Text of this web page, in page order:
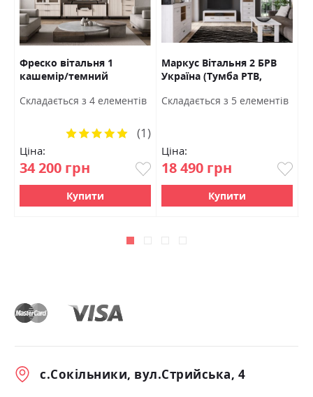
Фреско вітальня 1
кашемір/темний
Cкладається з 4 елементів
Ціна:
34 200 грн
Рейтинг:
(1)
Купити
Маркус Вітальня 2 БРВ
Україна (Тумба РТВ,
Cкладається з 5 елементів
Ціна:
18 490 грн
Купити
с.Сокільники, вул.Стрийська, 4